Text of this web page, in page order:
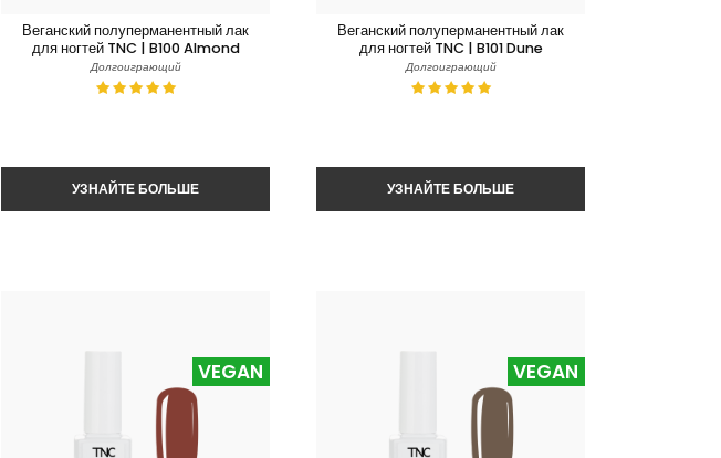
Веганский полуперманентный лак
для ногтей TNC | B100 Almond
Долгоиграющий
Веганский полуперманентный лак
для ногтей TNC | B101 Dune
Долгоиграющий
VEGAN VEGAN